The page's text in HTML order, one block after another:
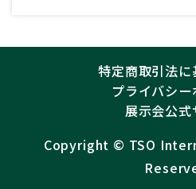
特定商取引法
プライバシー
展示会公式
Copyright ©︎ TSO